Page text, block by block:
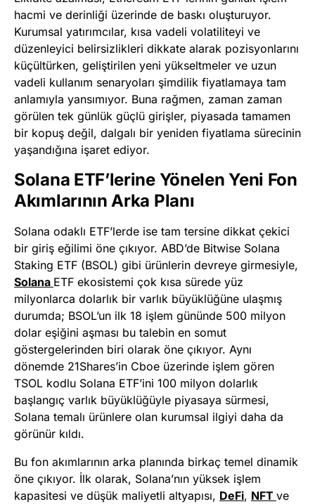
hacmi ve derinliği üzerinde de baskı oluşturuyor.
Kurumsal yatırımcılar, kısa vadeli volatiliteyi ve
düzenleyici belirsizlikleri dikkate alarak pozisyonlarını
küçültürken, geliştirilen yeni yükseltmeler ve uzun
vadeli kullanım senaryoları şimdilik fiyatlamaya tam
anlamıyla yansımıyor. Buna rağmen, zaman zaman
görülen tek günlük güçlü girişler, piyasada tamamen
bir kopuş değil, dalgalı bir yeniden fiyatlama sürecinin
yaşandığına işaret ediyor.
Solana ETF’lerine Yönelen Yeni Fon
Akımlarının Arka Planı
Solana odaklı ETF’lerde ise tam tersine dikkat çekici
bir giriş eğilimi öne çıkıyor. ABD’de Bitwise Solana
Staking ETF (BSOL) gibi ürünlerin devreye girmesiyle,
Solana ETF ekosistemi çok kısa sürede yüz
milyonlarca dolarlık bir varlık büyüklüğüne ulaşmış
durumda; BSOL’un ilk 18 işlem gününde 500 milyon
dolar eşiğini aşması bu talebin en somut
göstergelerinden biri olarak öne çıkıyor. Aynı
dönemde 21Shares’in Cboe üzerinde işlem gören
TSOL kodlu Solana ETF’ini 100 milyon dolarlık
başlangıç varlık büyüklüğüyle piyasaya sürmesi,
Solana temalı ürünlere olan kurumsal ilgiyi daha da
görünür kıldı.
Bu fon akımlarının arka planında birkaç temel dinamik
öne çıkıyor. İlk olarak, Solana’nın yüksek işlem
kapasitesi ve düşük maliyetli altyapısı, DeFi, NFT ve